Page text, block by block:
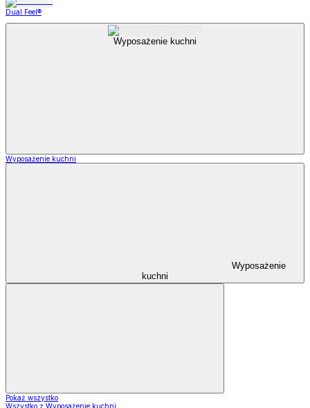
Dual Feel®
Wyposażenie kuchni
Wyposażenie kuchni
Wyposażenie
kuchni
Pokaż wszystko
Wszystko z Wyposażenie kuchni